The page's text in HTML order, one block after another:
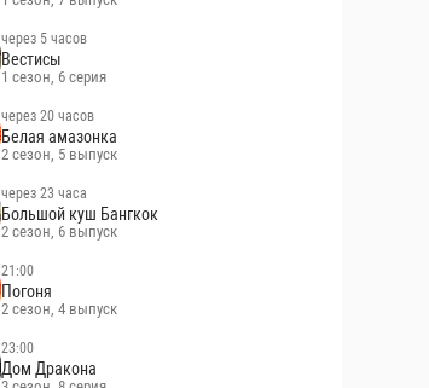
через 5 часов
Вестисы
1 сезон, 6 серия
через 20 часов
Белая амазонка
2 сезон, 5 выпуск
через 23 часа
Большой куш Бангкок
2 сезон, 6 выпуск
21:00
Погоня
2 сезон, 4 выпуск
23:00
Дом Дракона